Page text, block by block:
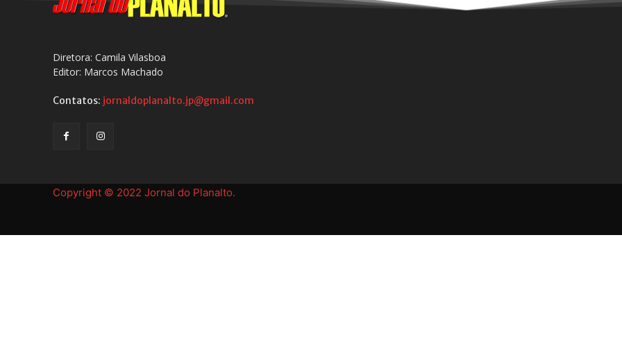
Diretora: Camila Vilasboa
Editor: Marcos Machado
Contatos: jornaldoplanalto.jp@gmail.com
Copyright © 2022 Jornal do Planalto.